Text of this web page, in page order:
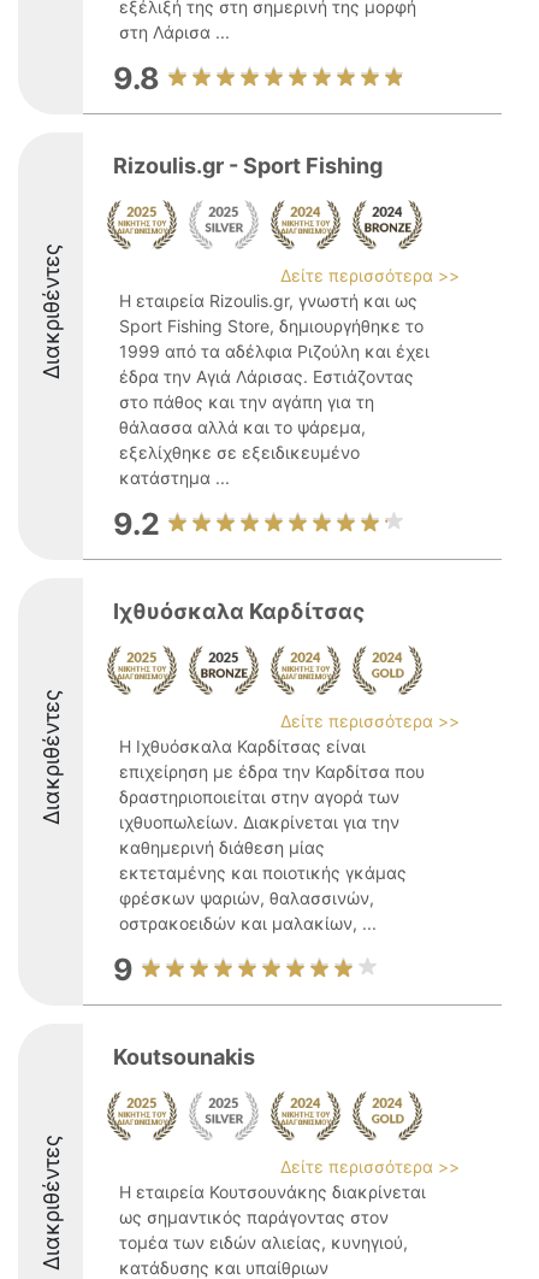
εξέλιξή της στη σημερινή της μορφή
στη Λάρισα ...
9.8
Διακριθέντες
Rizoulis.gr - Sport Fishing
Δείτε περισσότερα >>
Η εταιρεία Rizoulis.gr, γνωστή και ως
Sport Fishing Store, δημιουργήθηκε το
1999 από τα αδέλφια Ριζούλη και έχει
έδρα την Αγιά Λάρισας. Εστιάζοντας
στο πάθος και την αγάπη για τη
θάλασσα αλλά και το ψάρεμα,
εξελίχθηκε σε εξειδικευμένο
κατάστημα ...
9.2
Διακριθέντες
Ιχθυόσκαλα Καρδίτσας
Δείτε περισσότερα >>
Η Ιχθυόσκαλα Καρδίτσας είναι
επιχείρηση με έδρα την Καρδίτσα που
δραστηριοποιείται στην αγορά των
ιχθυοπωλείων. Διακρίνεται για την
καθημερινή διάθεση μίας
εκτεταμένης και ποιοτικής γκάμας
φρέσκων ψαριών, θαλασσινών,
οστρακοειδών και μαλακίων, ...
9
Διακριθέντες
Koutsounakis
Δείτε περισσότερα >>
Η εταιρεία Κουτσουνάκης διακρίνεται
ως σημαντικός παράγοντας στον
τομέα των ειδών αλιείας, κυνηγιού,
κατάδυσης και υπαίθριων